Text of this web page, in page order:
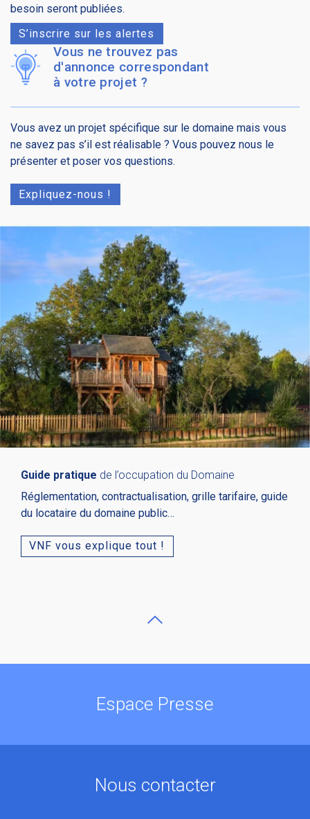
besoin seront publiées.
S’inscrire sur les alertes
Vous ne trouvez pas
d'annonce correspondant
à votre projet ?
Vous avez un projet spécifique sur le domaine mais vous
ne savez pas s’il est réalisable ? Vous pouvez nous le
présenter et poser vos questions.
Expliquez-nous !
Guide pratique de l’occupation du Domaine
Réglementation, contractualisation, grille tarifaire, guide
du locataire du domaine public…
VNF vous explique tout !
Espace Presse
Nous contacter